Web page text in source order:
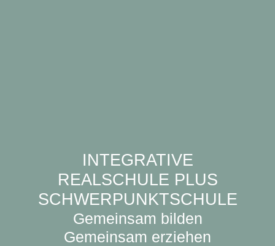
INTEGRATIVE
REALSCHULE PLUS
SCHWERPUNKTSCHULE
Gemeinsam bilden
Gemeinsam erziehen